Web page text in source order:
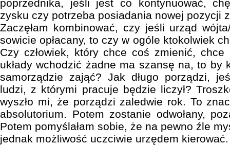
poprzednika, jeśli jest co kontynuować,
zysku czy potrzeba posiadania nowej pozycji
Zaczęłam kombinować, czy jeśli urząd
sowicie opłacany, to czy w ogóle ktokolwiek
Czy człowiek, który chce coś zmienić,
układy wchodzić żadne ma szansę na, to by
samorządzie zająć? Jak długo porządzi,
ludzi, z którymi pracuje będzie liczył?
wyszło mi, że porządzi zaledwie rok. To
absolutorium. Potem zostanie odwołany,
Potem pomyślałam sobie, że na pewno źle
jednak możliwość uczciwie urzędem kierować.